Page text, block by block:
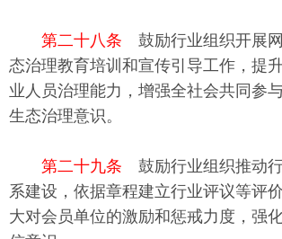
第二十八条 鼓励行业组织开展
态治理教育培训和宣传引导工作，提
业人员治理能力，增强全社会共同参
生态治理意识。
第二十九条 鼓励行业组织推动
系建设，依据章程建立行业评议等评
大对会员单位的激励和惩戒力度，强